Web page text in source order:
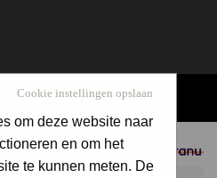
Sponsored by
Cookie instellingen opslaan
om deze website naar
en om het
te kunnen meten. De